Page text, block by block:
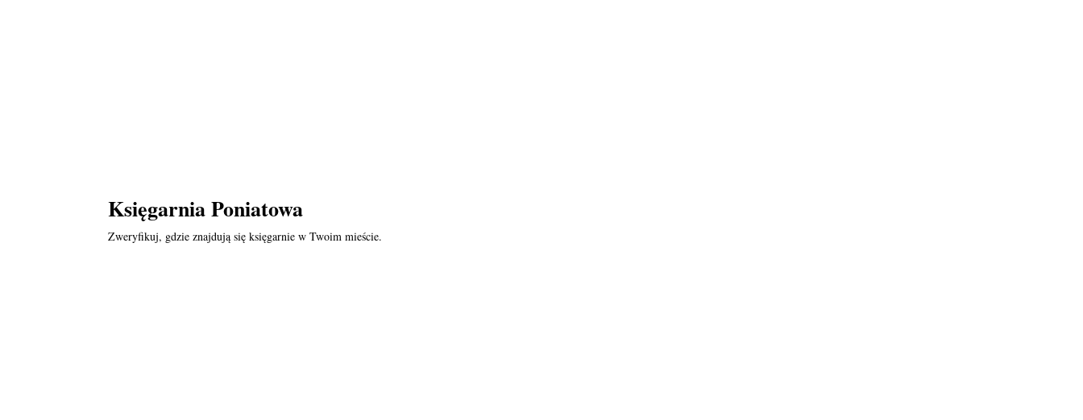
Księgarnia Poniatowa
Zweryfikuj, gdzie znajdują się księgarnie w Twoim mieście.